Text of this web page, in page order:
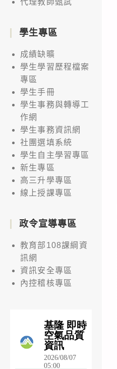
代理教師甄試
學生專區
成績缺曠
學生學習歷程檔案
專區
學生手冊
學生事務與轉導工
作網
學生事務資訊網
社團選填系統
學生自主學習專區
新生專區
高三升學專區
線上授課專區
政令宣導專區
教育部108課綱資
訊網
資訊安全專區
內控稽核專區